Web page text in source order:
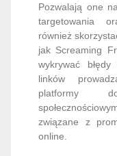
Pozwalają one
targetowania
również
jak Screaming
wykrywać
linków
platformy
związane z
online.